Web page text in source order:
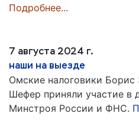
Подробнее...
7 августа 2024 г.
наши на выезде
Омские налоговики Борис
Шефер приняли участие в
Минстроя России и ФНС.